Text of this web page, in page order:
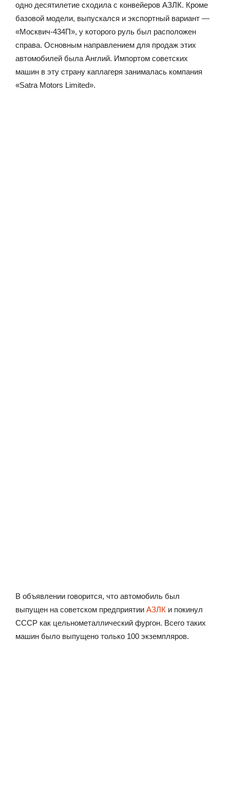
одно десятилетие сходила с конвейеров АЗЛК. Кроме
базовой модели, выпускался и экспортный вариант —
«Москвич-434П», у которого руль был расположен
справа. Основным направлением для продаж этих
автомобилей была Англий. Импортом советских
машин в эту страну каплагеря занималась компания
«Satra Motors Limited».
В объявлении говорится, что автомобиль был
выпущен на советском предприятии АЗЛК и покинул
СССР как цельнометаллический фургон. Всего таких
машин было выпущено только 100 экземпляров.